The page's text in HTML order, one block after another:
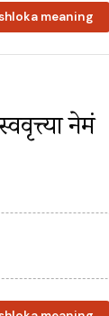
meaning
नेमं